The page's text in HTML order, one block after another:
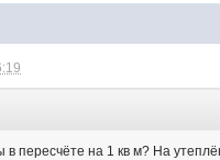
в пересчёте на 1 кв м? На